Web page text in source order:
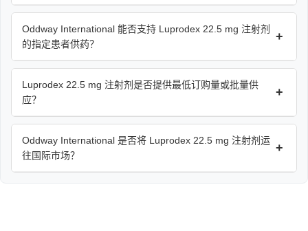
Oddway International 能否支持 Luprodex 22.5 mg 注射剂
的指定患者供药？
+
Luprodex 22.5 mg 注射剂是否提供最低订购量或批量供
应？
+
Oddway International 是否将 Luprodex 22.5 mg 注射剂运
往国际市场？
+